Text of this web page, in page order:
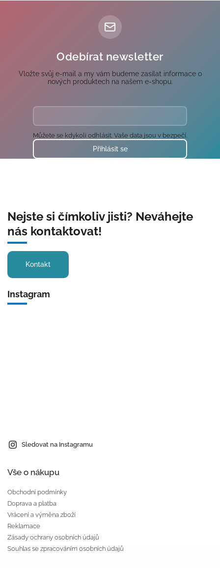
Odebírat newsletter
Vložte svůj e-mail a my vám budeme zasílat informace o
nových produktech na našem e-shopu.
Můžete se kdykoli odhlásit. Vaše data jsou v bezpečí.
Přihlásit se
Nejste si čímkoliv jisti? Neváhejte
nás kontaktovat!
Kontakt
Instagram
Sledovat na Instagramu
Vše o nákupu
Obchodní podmínky
Doprava a platba
Vrácení a výměna zboží
Reklamace
Zásady ochrany osobních údajů
Souhlas se zpracováním osobních údajů